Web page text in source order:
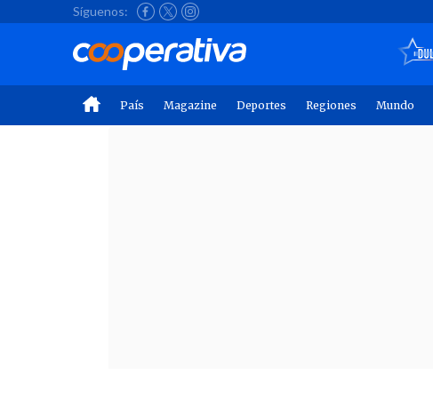
Síguenos:
País Magazine Deportes Regiones Mundo